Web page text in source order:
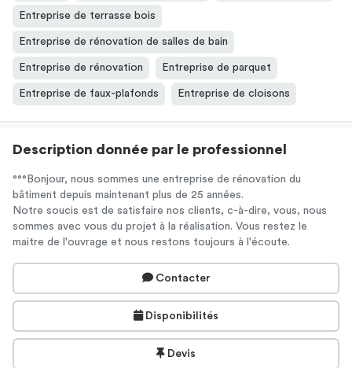
Entreprise de terrasse bois
Entreprise de rénovation de salles de bain
Entreprise de rénovation Entreprise de parquet
Entreprise de faux-plafonds Entreprise de cloisons
Description donnée par le professionnel
°°°Bonjour, nous sommes une entreprise de rénovation du
bâtiment depuis maintenant plus de 25 années.
Notre soucis est de satisfaire nos clients, c-à-dire, vous, nous
sommes avec vous du projet à la réalisation. Vous restez le
maitre de l'ouvrage et nous restons toujours à l'écoute.
Contacter
Disponibilités
Devis